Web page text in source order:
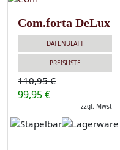
Com.forta DeLux
DATENBLATT
PREISLISTE
110,95 €
99,95 €
zzgl. Mwst